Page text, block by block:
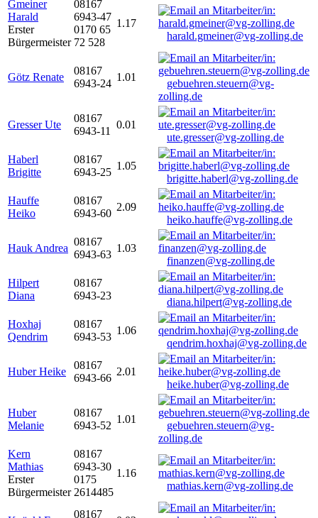
Gmeiner
Harald
Erster
Bürgermeister
08167
6943-47
0170 65
72 528
1.17
harald.gmeiner@vg-zolling.de
Götz Renate
08167
6943-24
1.01
gebuehren.steuern@vg-
zolling.de
Gresser Ute
08167
6943-11
0.01
ute.gresser@vg-zolling.de
Haberl
Brigitte
08167
6943-25
1.05
brigitte.haberl@vg-zolling.de
Hauffe
Heiko
08167
6943-60
2.09
heiko.hauffe@vg-zolling.de
Hauk Andrea
08167
6943-63
1.03
finanzen@vg-zolling.de
Hilpert
Diana
08167
6943-23
diana.hilpert@vg-zolling.de
Hoxhaj
Qendrim
08167
6943-53
1.06
qendrim.hoxhaj@vg-zolling.de
Huber Heike
08167
6943-66
2.01
heike.huber@vg-zolling.de
Huber
Melanie
08167
6943-52
1.01
gebuehren.steuern@vg-
zolling.de
Kern
Mathias
Erster
Bürgermeister
08167
6943-30
0175
2614485
1.16
mathias.kern@vg-zolling.de
08167